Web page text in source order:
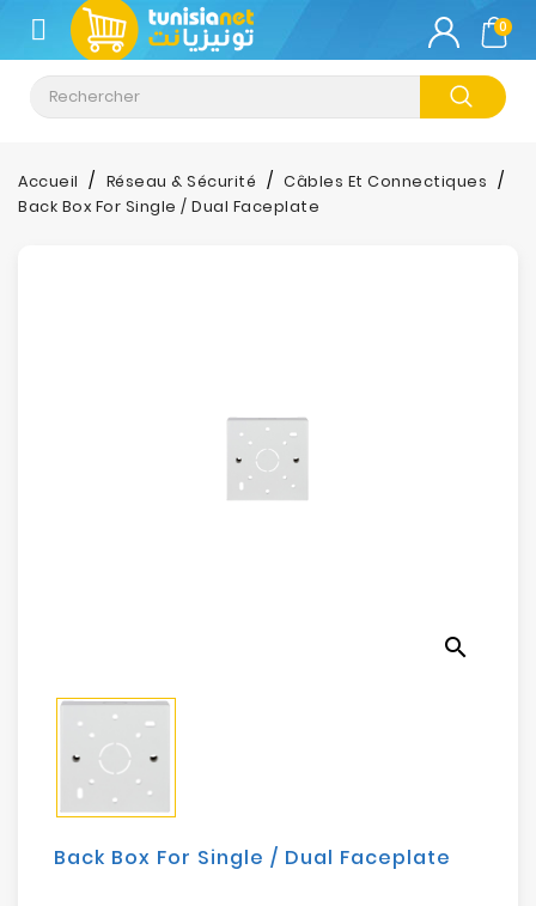
CATÉGORIE
Climatisation
Informatique
Sécurité
Mobilités
0
Accueil Réseau & Sécurité
Câbles Et Connectiques
Back Box For Single / Dual Faceplate
search
Back Box For Single / Dual Faceplate